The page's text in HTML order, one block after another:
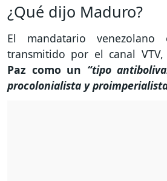
¿Qué dijo Maduro?
El mandatario
transmitido por el canal
Paz como un “tipo
procolonialista y